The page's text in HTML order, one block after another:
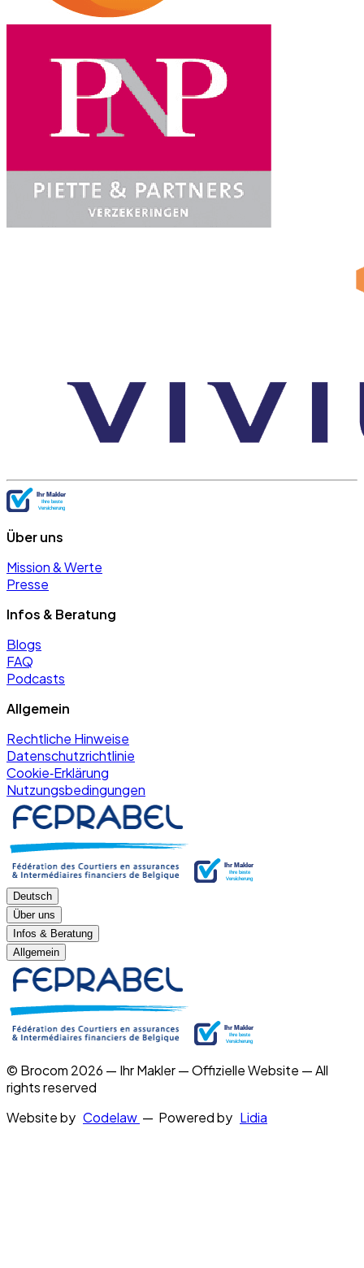
Über uns
Mission & Werte
Presse
Infos & Beratung
Blogs
FAQ
Podcasts
Allgemein
Rechtliche Hinweise
Datenschutzrichtlinie
Cookie‑Erklärung
Nutzungsbedingungen
Deutsch
Über uns
Infos & Beratung
Allgemein
© Brocom 2026 — Ihr Makler — Offizielle Website — All
rights reserved
Website by Codelaw — Powered by Lidia